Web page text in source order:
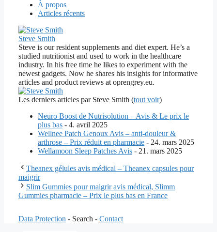
À propos
Articles récents
Steve Smith
Steve is our resident supplements and diet expert. He’s a
studied nutritionist and used to work in the healthcare
industry. In his free time he likes to experiment with the
newest gadgets. Now he shares his insights for informative
articles and product reviews at oprengrey.eu.
Les derniers articles par Steve Smith (tout voir)
Neuro Boost de Nutrisolution – Avis & Le prix le
plus bas - 4. avril 2025
Wellnee Patch Genoux Avis – anti-douleur &
arthrose – Prix réduit en pharmacie - 24. mars 2025
Wellamoon Sleep Patches Avis - 21. mars 2025
Theanex gélules avis médical – Theanex capsules pour
maigrir
Slim Gummies pour maigrir avis médical, Slimm
Gummies pharmacie – Prix le plus bas en France
Data Protection - Search - Contact